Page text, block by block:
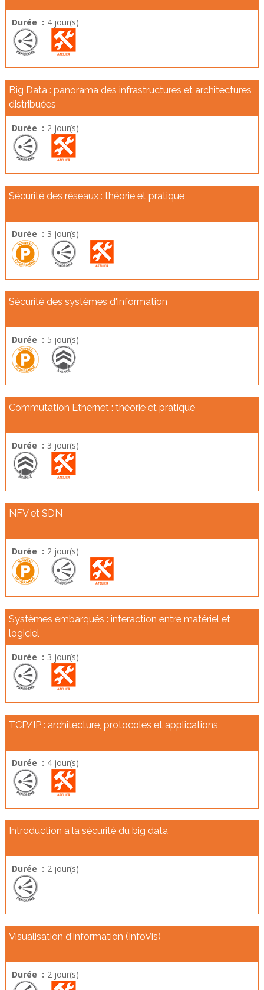
Durée : 4 jour(s)
Big Data : panorama des infrastructures et architectures
distribuées
Durée : 2 jour(s)
Sécurité des réseaux : théorie et pratique
Durée : 3 jour(s)
Sécurité des systèmes d'information
Durée : 5 jour(s)
Commutation Ethernet : théorie et pratique
Durée : 3 jour(s)
NFV et SDN
Durée : 2 jour(s)
Systèmes embarqués : interaction entre matériel et
logiciel
Durée : 3 jour(s)
TCP/IP : architecture, protocoles et applications
Durée : 4 jour(s)
Introduction à la sécurité du big data
Durée : 2 jour(s)
Visualisation d'information (InfoVis)
Durée : 2 jour(s)